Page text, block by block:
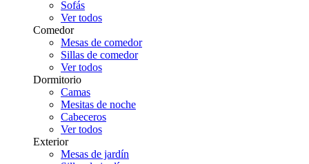
Sofás
Ver todos
Comedor
Mesas de comedor
Sillas de comedor
Ver todos
Dormitorio
Camas
Mesitas de noche
Cabeceros
Ver todos
Exterior
Mesas de jardín